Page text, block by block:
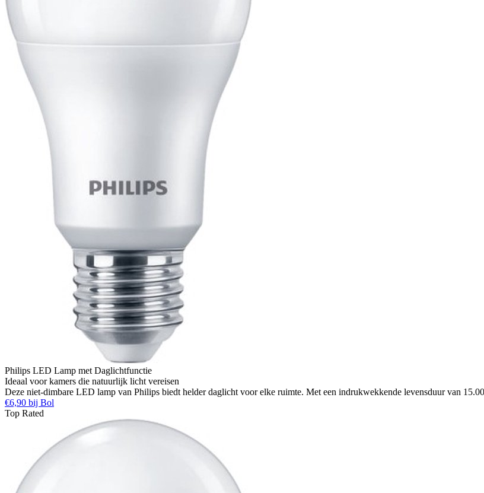
Philips LED Lamp met Daglichtfunctie
Ideaal voor kamers die natuurlijk licht vereisen
Deze niet-dimbare LED lamp van Philips biedt helder daglicht voor elke ruimte. Met een indrukwekkende levensduur van
€6,90 bij Bol
Top Rated